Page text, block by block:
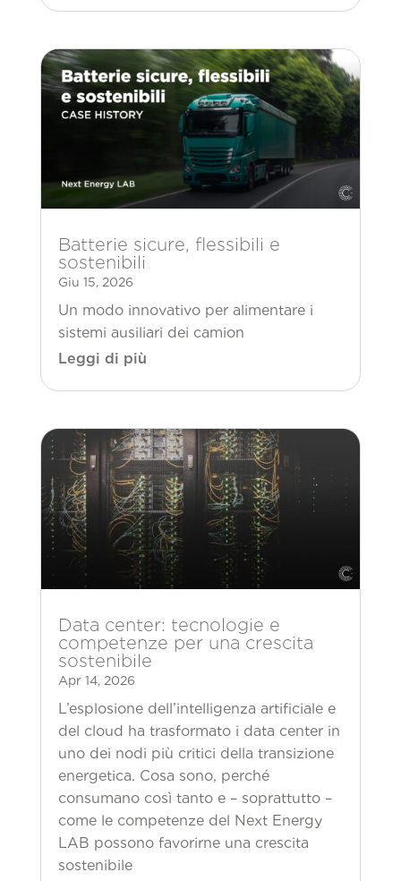
Batterie sicure, flessibili e
sostenibili
Giu 15, 2026
Un modo innovativo per alimentare i
sistemi ausiliari dei camion
Leggi di più
Data center: tecnologie e
competenze per una crescita
sostenibile
Apr 14, 2026
L’esplosione dell’intelligenza artificiale e
del cloud ha trasformato i data center in
uno dei nodi più critici della transizione
energetica. Cosa sono, perché
consumano così tanto e – soprattutto –
come le competenze del Next Energy
LAB possono favorirne una crescita
sostenibile